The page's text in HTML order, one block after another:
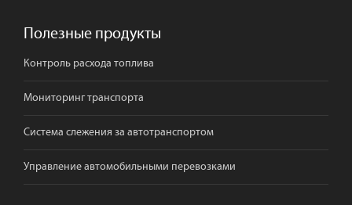
Полезные продукты
Контроль расхода топлива
Мониторинг транспорта
Система слежения за автотранспортом
Управление автомобильными перевозками